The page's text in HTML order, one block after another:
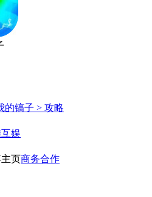
的镐子 > 攻略
娱
页商务合作